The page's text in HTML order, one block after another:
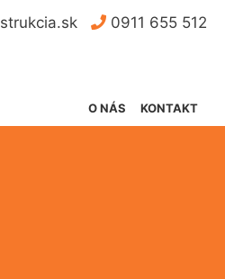
0911 655 512
KONTAKT
O NÁS